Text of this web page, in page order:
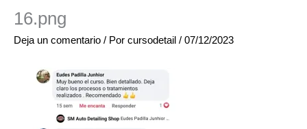
16.png
Deja un comentario / Por cursodetail / 07/12/2023